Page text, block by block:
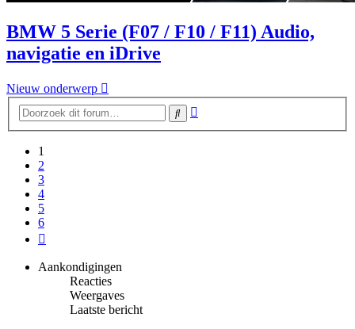
BMW 5 Serie (F07 / F10 / F11) Audio,
navigatie en iDrive
Nieuw onderwerp
Zoek
1
2
3
4
5
6
Aankondigingen
Reacties
Weergaves
Laatste bericht